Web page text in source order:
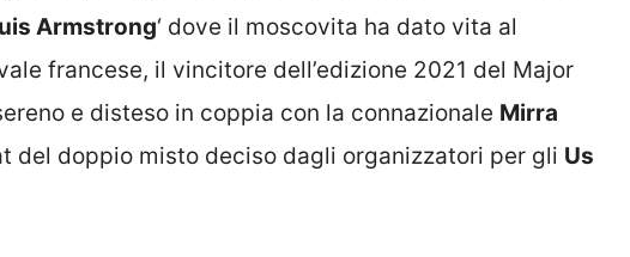
Armstrong‘ dove il moscovita ha dato vita al
francese, il vincitore dell’edizione 2021 del Major
e disteso in coppia con la connazionale Mirra
del doppio misto deciso dagli organizzatori per gli Us